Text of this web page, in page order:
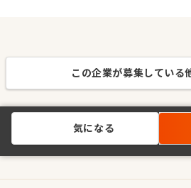
この企業が募集している
気になる